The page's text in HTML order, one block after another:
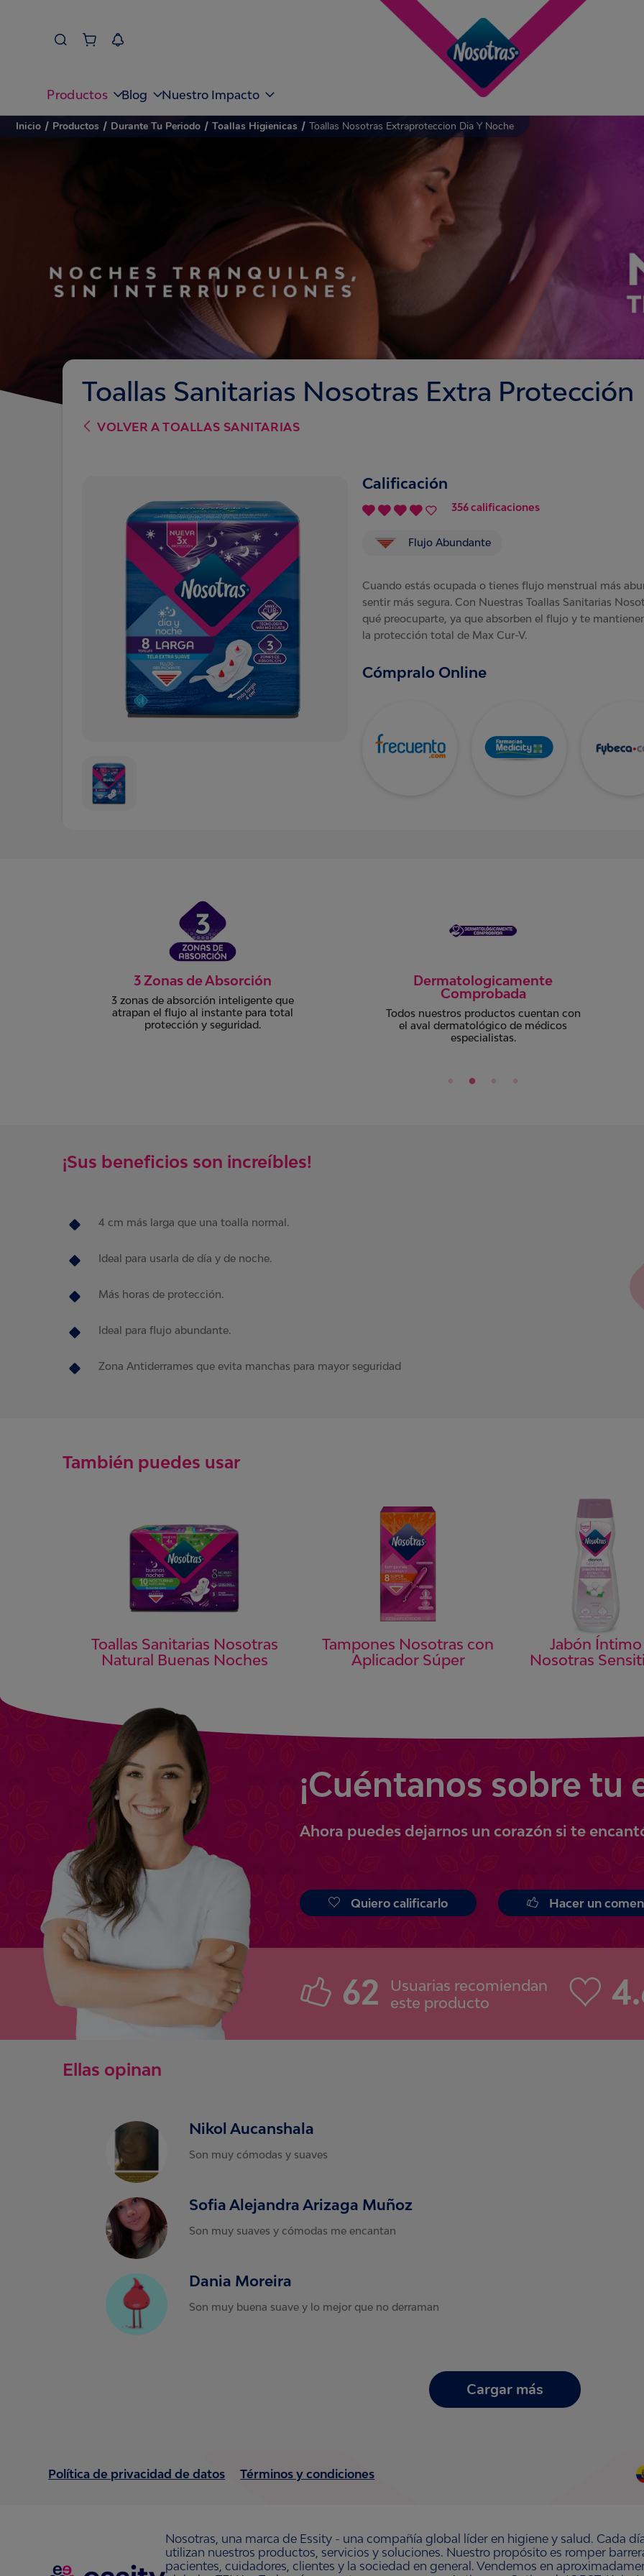
Productos Blog Nuestro Impacto
Inicio / Productos / Durante Tu Periodo / Toallas Higienicas / Toallas Nosotras Extraproteccion Dia Y Noche
Toallas Sanitarias Nosotras Extra Protección
VOLVER ATOALLAS SANITARIAS
Calificación
356 calificaciones
Flujo Abundante
Cuando estás ocupada o tienes flujo menstrual más
sentir más segura. Con Nuestras Toallas Sanitarias
qué preocuparte, ya que absorben el flujo y te
la protección total de Max Cur-V.
Cómpralo Online
Dermatologicamente
Comprobada
Todos nuestros productos cuentan con
el aval dermatológico de médicos
Control Olor
Con Gel para mayor absorción, atrapan
la humedad y ayuda a controlar olores
para total discreción.
¡Sus beneficios son increíbles!
4 cm más larga que una toalla normal.
Ideal para usarla de día y de noche.
Más horas de protección.
Ideal para flujo abundante.
Zona Antiderrames que evita manchas para mayor seguridad
También puedes usar
Toallas Sanitarias Nosotras
Natural Buenas Noches
Tampones Nosotras con
Aplicador Súper
Jabón Íntimo
Nosotras
¡Cuéntanos sobre tu
Ahora puedes dejarnos un corazón si te
Quiero calificarlo Hacer un
62
Usuarias recomiendan
este producto
Ellas opinan
Nikol Aucanshala
Son muy cómodas y suaves
Sofia Alejandra Arizaga Muñoz
Son muy suaves y cómodas me encantan
Dania Moreira
Son muy buena suave y lo mejor que no derraman
Cargar más
Política de privacidad de datos Términos y condiciones
Nosotras, una marca de Essity - una compañía global líder en higiene y salud. Cada
utilizan nuestros productos, servicios y soluciones. Nuestro propósito es romper
pacientes, cuidadores, clientes y la sociedad en general. Vendemos en